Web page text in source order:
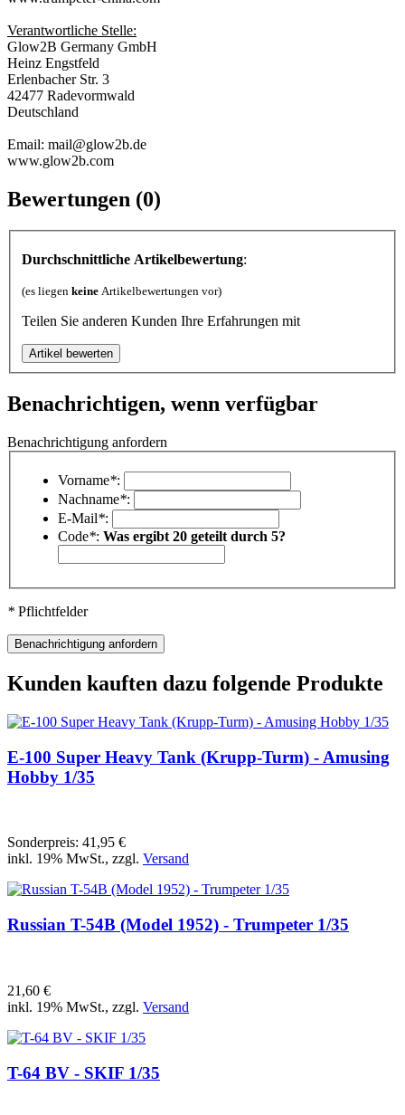
Verantwortliche Stelle:
Glow2B Germany GmbH
Heinz Engstfeld
Erlenbacher Str. 3
42477 Radevormwald
Deutschland
Email: mail@glow2b.de
www.glow2b.com
Bewertungen (0)
Durchschnittliche Artikelbewertung:
(es liegen keine Artikelbewertungen vor)
Teilen Sie anderen Kunden Ihre Erfahrungen mit
Benachrichtigen, wenn verfügbar
Benachrichtigung anfordern
Vorname*:
Nachname*:
E-Mail*:
Code*: Was ergibt 20 geteilt durch 5?
* Pflichtfelder
Kunden kauften dazu folgende Produkte
E-100 Super Heavy Tank (Krupp-Turm) - Amusing
Hobby 1/35
Sonderpreis: 41,95 €
inkl. 19% MwSt., zzgl. Versand
Russian T-54B (Model 1952) - Trumpeter 1/35
21,60 €
inkl. 19% MwSt., zzgl. Versand
T-64 BV - SKIF 1/35